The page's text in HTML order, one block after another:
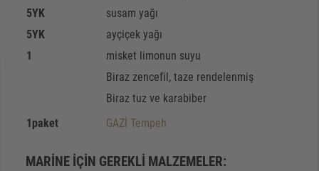
5YK
susam yağı
5YK
ayçiçek yağı
1
misket limonun suyu
Biraz zencefil, taze rendelenmiş
Biraz tuz ve karabiber
1 paket GAZİ Tempeh
MARINE IÇIN GEREKLI MALZEMELER: